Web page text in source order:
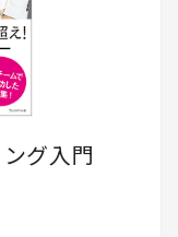
グ入門